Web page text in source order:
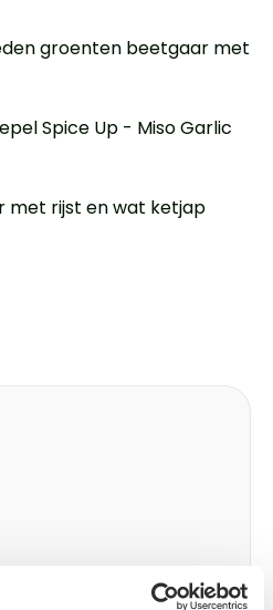
groenten beetgaar met
Spice Up - Miso Garlic
met rijst en wat ketjap